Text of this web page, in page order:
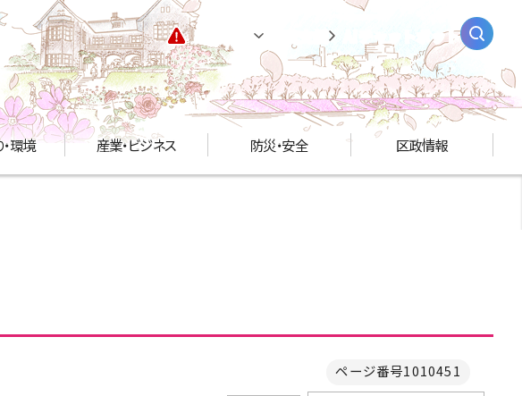
緊急情報 AIチャットボット
・環境 産業・ビジネス 防災・安全 区政情報
ページ番号1010451